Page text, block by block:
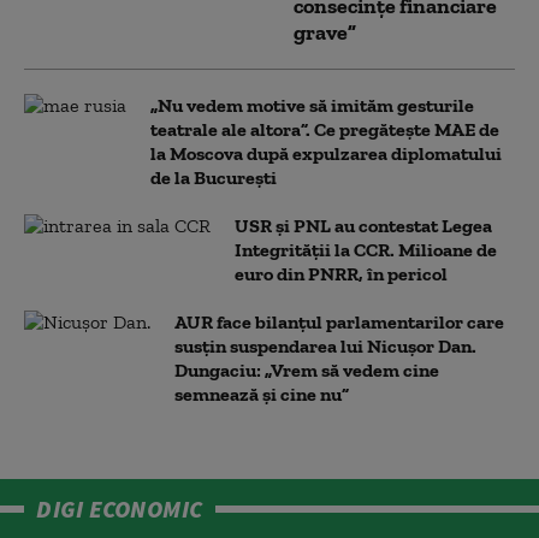
consecințe financiare
grave”
„Nu vedem motive să imităm gesturile
teatrale ale altora”. Ce pregătește MAE de
la Moscova după expulzarea diplomatului
de la București
USR și PNL au contestat Legea
Integrității la CCR. Milioane de
euro din PNRR, în pericol
AUR face bilanțul parlamentarilor care
susțin suspendarea lui Nicușor Dan.
Dungaciu: „Vrem să vedem cine
semnează și cine nu”
DIGI ECONOMIC